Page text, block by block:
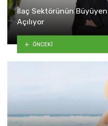
İlaç Sektörünün
Açılıyor
ÖNCEKI